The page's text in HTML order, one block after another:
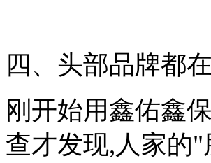
四、头部品牌都
刚开始用鑫佑鑫
查才发现,人家